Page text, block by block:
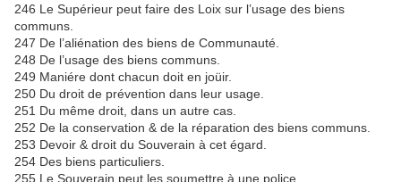
246 Le Supérieur peut faire des Loix sur l’usage des biens
communs.
247 De l’aliénation des biens de Communauté.
248 De l’usage des biens communs.
249 Maniére dont chacun doit en joüir.
250 Du droit de prévention dans leur usage.
251 Du même droit, dans un autre cas.
252 De la conservation & de la réparation des biens communs.
253 Devoir & droit du Souverain à cet égard.
254 Des biens particuliers.
255 Le Souverain peut les soumettre à une police.